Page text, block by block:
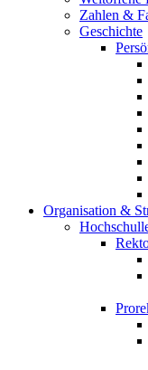
Zahlen &
Geschichte
Organisation &